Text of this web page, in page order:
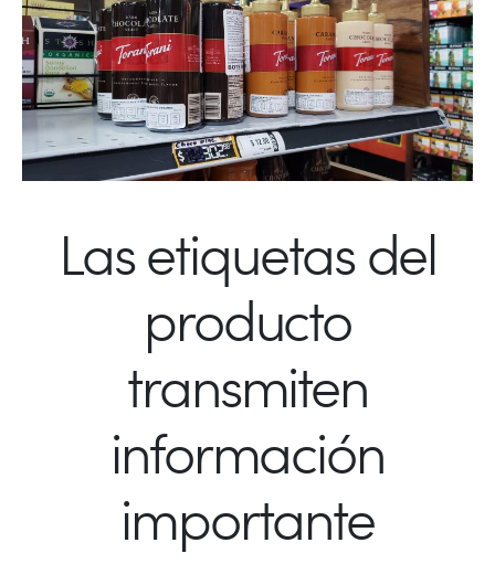
Las etiquetas del
producto
transmiten
información
importante